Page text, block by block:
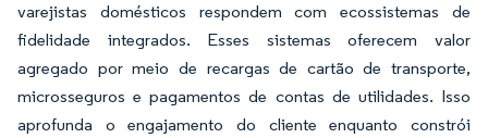
varejistas domésticos respondem com ecossistemas de
fidelidade integrados. Esses sistemas oferecem valor
agregado por meio de recargas de cartão de transporte,
microsseguros e pagamentos de contas de utilidades. Isso
aprofunda o engajamento do cliente enquanto constrói